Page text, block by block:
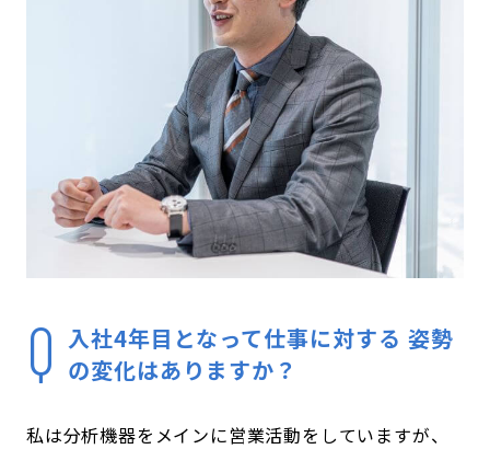
入社4年目となって仕事に対する 姿勢
の変化はありますか？
私は分析機器をメインに営業活動をしていますが、